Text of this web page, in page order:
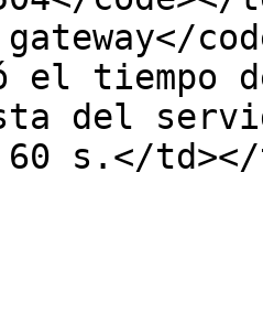
el tiempo
del
s.</